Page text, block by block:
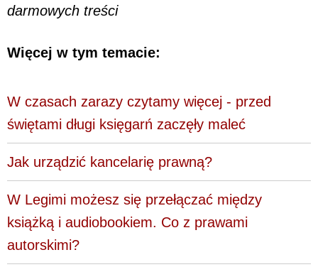
darmowych treści
Więcej w tym temacie:
W czasach zarazy czytamy więcej - przed
świętami długi księgarń zaczęły maleć
Jak urządzić kancelarię prawną?
W Legimi możesz się przełączać między
książką i audiobookiem. Co z prawami
autorskimi?